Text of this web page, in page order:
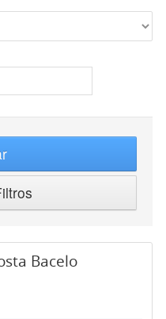
Bacelo